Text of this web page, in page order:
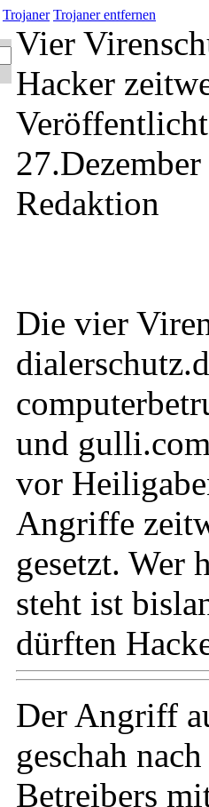
Trojaner Trojaner entfernen
Vier
Hacker
Redaktion
Die vier
und
vor
Angriffe
gesetzt. Wer
steht ist
dürften
Der Angriff
geschah
Betreibers